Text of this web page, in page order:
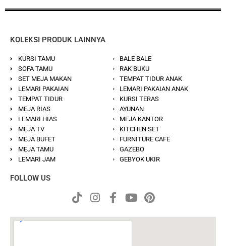
KOLEKSI PRODUK LAINNYA
KURSI TAMU
SOFA TAMU
SET MEJA MAKAN
LEMARI PAKAIAN
TEMPAT TIDUR
MEJA RIAS
LEMARI HIAS
MEJA TV
MEJA BUFET
MEJA TAMU
LEMARI JAM
BALE BALE
RAK BUKU
TEMPAT TIDUR ANAK
LEMARI PAKAIAN ANAK
KURSI TERAS
AYUNAN
MEJA KANTOR
KITCHEN SET
FURNITURE CAFE
GAZEBO
GEBYOK UKIR
FOLLOW US